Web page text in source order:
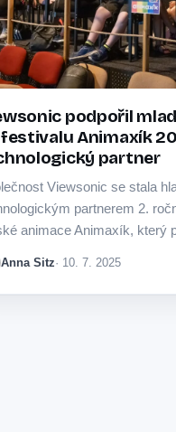
podpořil
Animaxík
partner
Viewsonic se stala
partnerem 2.
animace Animaxík, který
2025 v kulturním…
Anna Sitz· 10. 7. 2025